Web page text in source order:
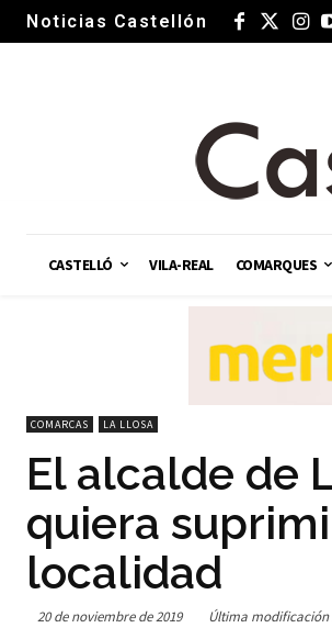
Noticias Castellón
CASTELLÓ VILA-REAL COMARQUES
COMARCAS LA LLOSA
El alcalde de
quiera
localidad
20 de noviembre de 2019 Última modificación